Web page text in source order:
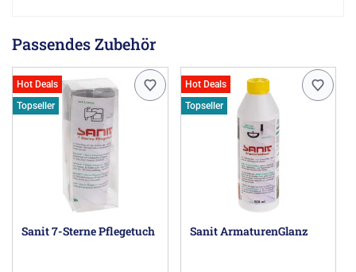
Passendes Zubehör
Hot Deals
Topseller
Sanit 7-Sterne Pflegetuch
Hot Deals
Topseller
Sanit ArmaturenGlanz